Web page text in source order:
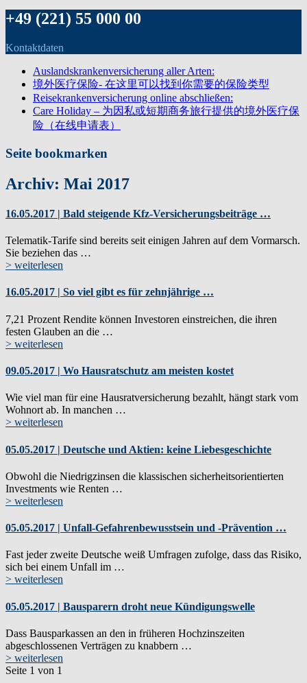
+49 (221) 55 000 00
Kontaktdaten
Auslandskrankenversicherung aller Arten:
境外医疗保险- 在这里可以找到你需要的保险类型
Reisekrankenversicherung online abschließen:
Care Holiday – 为因私或短期商务旅行提供的境外医疗保
险（在线申请表）
Seite bookmarken
Archiv: Mai 2017
16.05.2017 | Bald steigende Kfz-Versicherungsbeiträge …
Telematik-Tarife sind bereits seit einigen Jahren auf dem Vormarsch.
Sie beziehen das …
> weiterlesen
16.05.2017 | So viel gibt es für zehnjährige …
7,21 Prozent Rendite können Investoren einstreichen, die ihren
festen Glauben an die …
> weiterlesen
09.05.2017 | Wo Hausratschutz am meisten kostet
Wie viel man für eine Hausratversicherung bezahlt, hängt stark vom
Wohnort ab. In manchen …
> weiterlesen
05.05.2017 | Deutsche und Aktien: keine Liebesgeschichte
Obwohl die Niedrigzinsen die klassischen sicherheitsorientierten
Investments wie Renten …
> weiterlesen
05.05.2017 | Unfall-Gefahrenbewusstsein und -Prävention …
Fast jeder zweite Deutsche weiß Umfragen zufolge, dass das Risiko,
sich bei einem Unfall im …
> weiterlesen
05.05.2017 | Bausparern droht neue Kündigungswelle
Dass Bausparkassen an den in früheren Hochzinszeiten
abgeschlossenen Verträgen zu knabbern …
> weiterlesen
Seite 1 von 1